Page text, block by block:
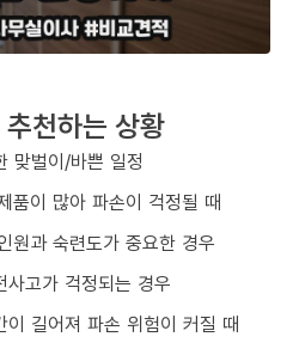
천하는 상황
맞벌이/바쁜 일정
품이 많아 파손이 걱정될 때
원과 숙련도가 중요한 경우
고가 걱정되는 경우
길어져 파손 위험이 커질 때